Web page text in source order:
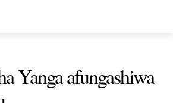
Yanga afungashiwa